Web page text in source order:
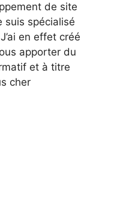
de site
suis spécialisé
en effet créé
apporter du
et à titre
cher